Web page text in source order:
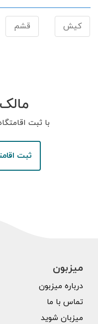
کیش قشم
با ثبت
ثبت
میزبون
درباره میزبون
تماس با ما
میزبان شوید